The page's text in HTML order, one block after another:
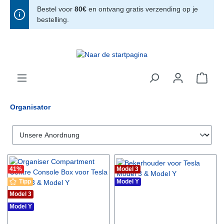
Bestel voor 80€ en ontvang gratis verzending op je
bestelling.
Organisator
41%
Tipp
Model 3
Model Y
Model 3
Model Y